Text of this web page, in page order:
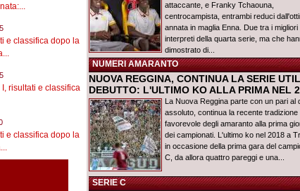
e classifica dopo la
risultati e classifica
e classifica dopo la
attaccante, e Franky Tchaouna,
centrocampista, entrambi reduci
annata in maglia Enna. Due tra i migliori
interpreti della quarta serie, ma che
dimostrato di...
NUMERI AMARANTO
NUOVA REGGINA, CONTINUA LA SERIE
DEBUTTO: L'ULTIMO KO ALLA PRIMA NEL
La Nuova Reggina parte con un pari al
assoluto, continua la recente tradizione
favorevole degli amaranto alla prima
dei campionati. L'ultimo ko nel 2018 a
in occasione della prima gara del
C, da allora quattro pareggi e una...
SERIE C